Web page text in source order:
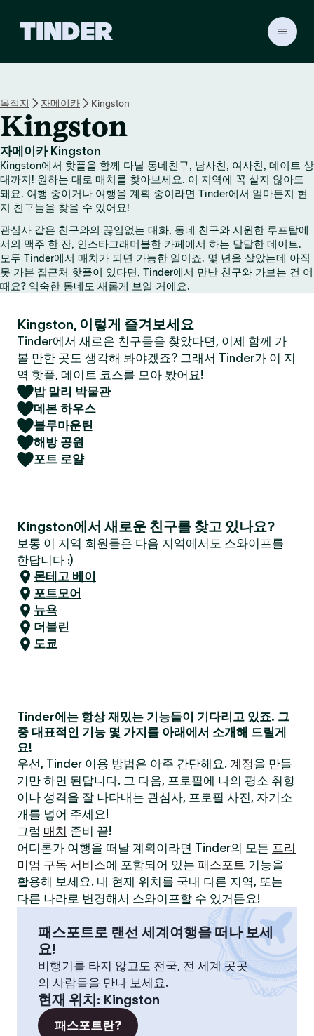
r
홈
목적지 자메이카 Kingston
Kingston
자메이카 Kingston
Kingston에서 핫플을 함께 다닐 동네친구, 남사친, 여사친, 데이트 상
대까지! 원하는 대로 매치를 찾아보세요. 이 지역에 꼭 살지 않아도
돼요. 여행 중이거나 여행을 계획 중이라면 Tinder에서 얼마든지 현
지 친구들을 찾을 수 있어요!
관심사 같은 친구와의 끊임없는 대화, 동네 친구와 시원한 루프탑에
서의 맥주 한 잔, 인스타그래머블한 카페에서 하는 달달한 데이트.
모두 Tinder에서 매치가 되면 가능한 일이죠. 몇 년을 살았는데 아직
못 가본 집근처 핫플이 있다면, Tinder에서 만난 친구와 가보는 건 어
때요? 익숙한 동네도 새롭게 보일 거에요.
Kingston, 이렇게 즐겨보세요
Tinder에서 새로운 친구들을 찾았다면, 이제 함께 가
볼 만한 곳도 생각해 봐야겠죠? 그래서 Tinder가 이 지
역 핫플, 데이트 코스를 모아 봤어요!
밥 말리 박물관
데본 하우스
블루마운틴
해방 공원
포트 로얄
Kingston에서 새로운 친구를 찾고 있나요?
보통 이 지역 회원들은 다음 지역에서도 스와이프를
한답니다 :)
몬테고 베이
포트모어
뉴욕
더블린
도쿄
Tinder에는 항상 재밌는 기능들이 기다리고 있죠. 그
중 대표적인 기능 몇 가지를 아래에서 소개해 드릴게
요!
우선, Tinder 이용 방법은 아주 간단해요. 계정을 만들
기만 하면 된답니다. 그 다음, 프로필에 나의 평소 취향
이나 성격을 잘 나타내는 관심사, 프로필 사진, 자기소
개를 넣어 주세요!
그럼 매치 준비 끝!
어디론가 여행을 떠날 계획이라면 Tinder의 모든 프리
미엄 구독 서비스에 포함되어 있는 패스포트 기능을
활용해 보세요. 내 현재 위치를 국내 다른 지역, 또는
다른 나라로 변경해서 스와이프할 수 있거든요!
패스포트로 랜선 세계여행을 떠나 보세
요!
비행기를 타지 않고도 전국, 전 세계 곳곳
의 사람들을 만나 보세요.
현재 위치: Kingston
패스포트란?